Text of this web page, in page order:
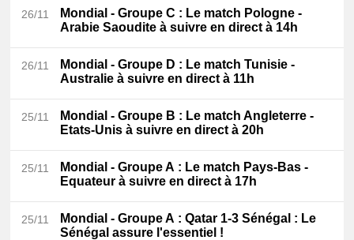
26/11 Mondial - Groupe C : Le match Pologne -
Arabie Saoudite à suivre en direct à 14h
26/11 Mondial - Groupe D : Le match Tunisie -
Australie à suivre en direct à 11h
25/11 Mondial - Groupe B : Le match Angleterre -
Etats-Unis à suivre en direct à 20h
25/11 Mondial - Groupe A : Le match Pays-Bas -
Equateur à suivre en direct à 17h
25/11 Mondial - Groupe A : Qatar 1-3 Sénégal : Le
Sénégal assure l'essentiel !